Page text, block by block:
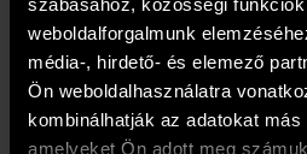
weboldalforgalmunk
média-, hirdető- és elemező
Ön weboldalhasználatra
kombinálhatják az adatokat más
amelyeket Ön adott meg
Kosárba